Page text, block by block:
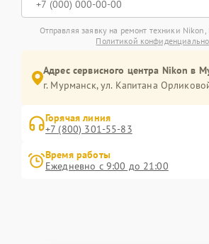
Отправляя заявку на ремонт техники Nikon,
Политикой
Адрес сервисного центра Nikon в
г. Мурманск, ул. Капитана
Горячая линия
+7 (800) 301-55-83
Время работы
Ежедневно с 9:00 до 21:00